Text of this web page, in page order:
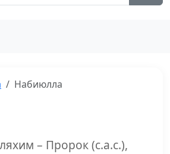
Набиюлла
– Пророк (с.а.с.),